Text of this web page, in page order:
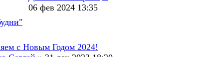
06 фев 2024 13:35
с Новым Годом 2024!